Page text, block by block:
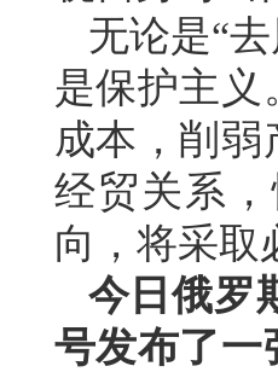
无论是“
是保护主
成本，削
经贸关系
向，将采取
今日俄罗
号发布了一